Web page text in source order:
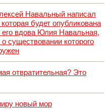
Навальный написал
будет опубликована
его вдова Юлия Навальная,
существовании которого
отвратительная? Это
новый мор